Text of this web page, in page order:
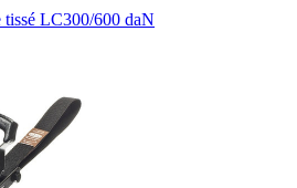
tissé LC300/600 daN